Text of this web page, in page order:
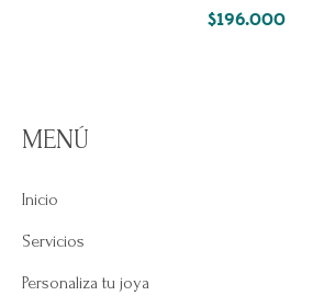
$196.000
MENÚ
Inicio
Servicios
Personaliza tu joya